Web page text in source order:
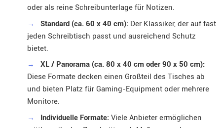
oder als reine Schreibunterlage für Notizen.
→
Standard (ca. 60 x 40 cm):Der Klassiker, der auf fast
jeden Schreibtisch passt und ausreichend Schutz
bietet.
→
XL / Panorama (ca. 80 x 40 cm oder 90 x 50 cm):
Diese Formate decken einen Großteil des Tisches ab
und bieten Platz für Gaming-Equipment oder mehrere
Monitore.
→
Individuelle Formate:Viele Anbieter ermöglichen